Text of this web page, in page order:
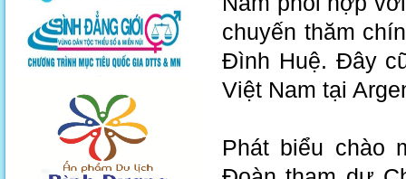
chuyến thăm
Đình Huệ. Đây
Việt Nam tại
Phát biểu chào